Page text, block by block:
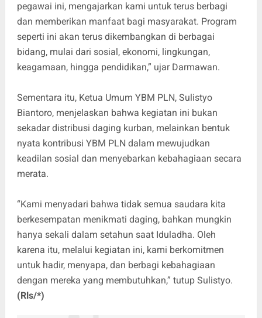
pegawai ini, mengajarkan kami untuk terus berbagi
dan memberikan manfaat bagi masyarakat. Program
seperti ini akan terus dikembangkan di berbagai
bidang, mulai dari sosial, ekonomi, lingkungan,
keagamaan, hingga pendidikan,” ujar Darmawan.
Sementara itu, Ketua Umum YBM PLN, Sulistyo
Biantoro, menjelaskan bahwa kegiatan ini bukan
sekadar distribusi daging kurban, melainkan bentuk
nyata kontribusi YBM PLN dalam mewujudkan
keadilan sosial dan menyebarkan kebahagiaan secara
merata.
“Kami menyadari bahwa tidak semua saudara kita
berkesempatan menikmati daging, bahkan mungkin
hanya sekali dalam setahun saat Iduladha. Oleh
karena itu, melalui kegiatan ini, kami berkomitmen
untuk hadir, menyapa, dan berbagi kebahagiaan
dengan mereka yang membutuhkan,” tutup Sulistyo.
(Rls/*)